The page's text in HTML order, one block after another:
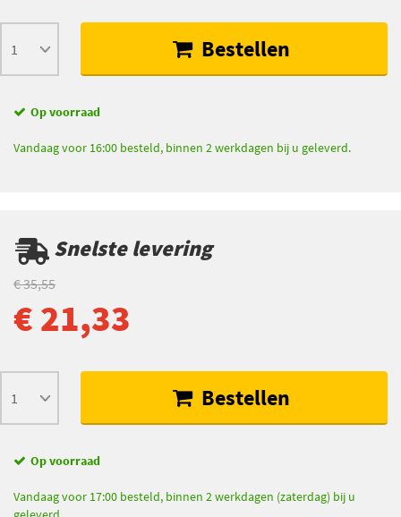
Bestellen
Op voorraad
Vandaag voor 16:00 besteld, binnen 2 werkdagen bij u geleverd.
Snelste levering
€ 35,55
€ 21,33
Bestellen
Op voorraad
Vandaag voor 17:00 besteld, binnen 2 werkdagen (zaterdag) bij u